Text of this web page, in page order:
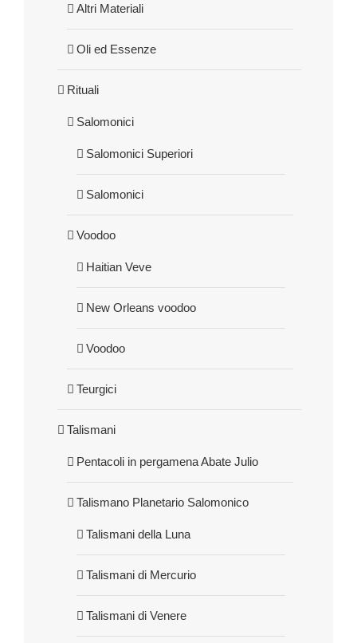
Altri Materiali
Oli ed Essenze
Rituali
Salomonici
Salomonici Superiori
Salomonici
Voodoo
Haitian Veve
New Orleans voodoo
Voodoo
Teurgici
Talismani
Pentacoli in pergamena Abate Julio
Talismano Planetario Salomonico
Talismani della Luna
Talismani di Mercurio
Talismani di Venere